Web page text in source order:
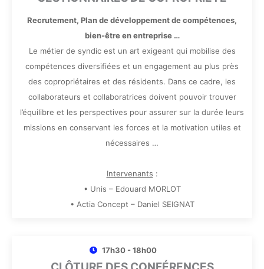
Recrutement, Plan de développement de compétences,
bien-être en entreprise …
Le métier de syndic est un art exigeant qui mobilise des
compétences diversifiées et un engagement au plus près
des copropriétaires et des résidents. Dans ce cadre, les
collaborateurs et collaboratrices doivent pouvoir trouver
l’équilibre et les perspectives pour assurer sur la durée leurs
missions en conservant les forces et la motivation utiles et
nécessaires …
Intervenants :
• Unis – Edouard MORLOT
• Actia Concept – Daniel SEIGNAT
17h30 - 18h00